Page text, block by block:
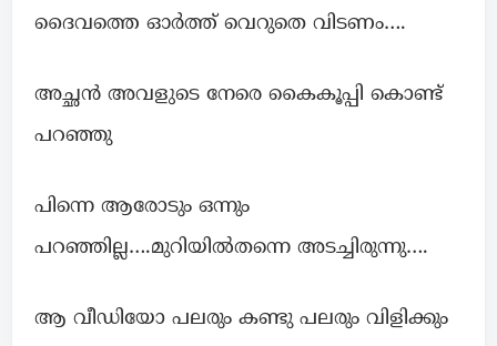
ദൈവത്തെ ഓർത്ത് വെറുതെ വിടണം….
അച്ഛൻ അവളുടെ നേരെ കൈകൂപ്പി കൊണ്ട്
പറഞ്ഞു
പിന്നെ ആരോടും ഒന്നും
പറഞ്ഞില്ല….മുറിയിൽതന്നെ അടച്ചിരുന്നു….
ആ വീഡിയോ പലരും കണ്ടു പലരും വിളിക്കും